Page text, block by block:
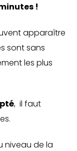
!
apparaître
sont sans
les plus
, il faut
niveau de la